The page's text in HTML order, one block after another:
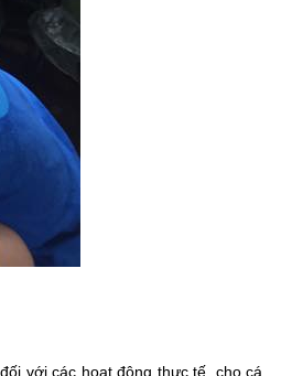
với các hoạt động thực tế, cho cá